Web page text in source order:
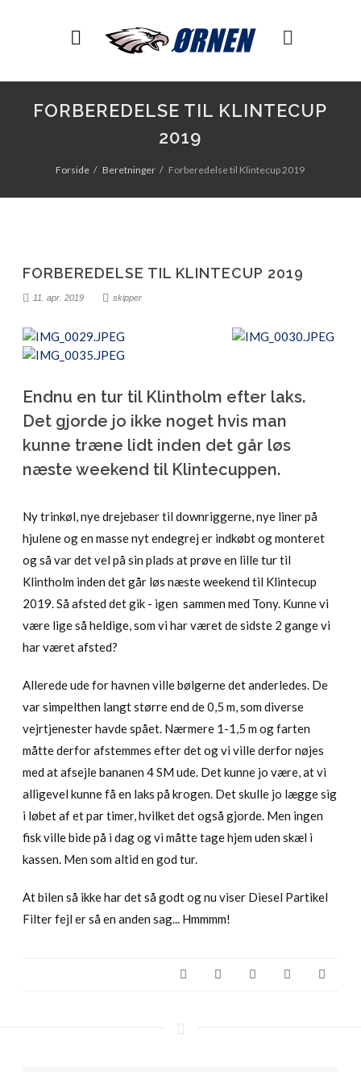
FORBEREDELSE TIL KLINTECUP
2019
Forside Beretninger Forberedelse til Klintecup 2019
FORBEREDELSE TIL KLINTECUP 2019
11. apr. 2019 skipper
Endnu en tur til Klintholm efter laks.
Det gjorde jo ikke noget hvis man
kunne træne lidt inden det går løs
næste weekend til Klintecuppen.
Ny trinkøl, nye drejebaser til downriggerne, nye liner på
hjulene og en masse nyt endegrej er indkøbt og monteret
og så var det vel på sin plads at prøve en lille tur til
Klintholm inden det går løs næste weekend til Klintecup
2019. Så afsted det gik - igen sammen med Tony. Kunne vi
være lige så heldige, som vi har været de sidste 2 gange vi
har været afsted?
Allerede ude for havnen ville bølgerne det anderledes. De
var simpelthen langt større end de 0,5 m, som diverse
vejrtjenester havde spået. Nærmere 1-1,5 m og farten
måtte derfor afstemmes efter det og vi ville derfor nøjes
med at afsejle bananen 4 SM ude. Det kunne jo være, at vi
alligevel kunne få en laks på krogen. Det skulle jo lægge sig
i løbet af et par timer, hvilket det også gjorde. Men ingen
fisk ville bide på i dag og vi måtte tage hjem uden skæl i
kassen. Men som altid en god tur.
At bilen så ikke har det så godt og nu viser Diesel Partikel
Filter fejl er så en anden sag... Hmmmm!